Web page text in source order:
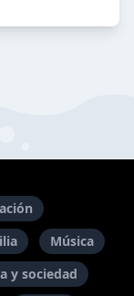
Música
y sociedad